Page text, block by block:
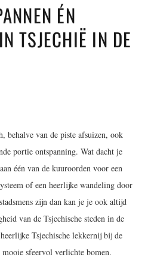
ÉN
TSJECHIË IN DE
behalve van de piste afsuizen, ook
portie ontspanning. Wat dacht je
één van de kuuroorden voor een
of een heerlijke wandeling door
zijn dan kan je je ook altijd
van de Tsjechische steden in de
Tsjechische lekkernij bij de
sfeervol verlichte bomen.